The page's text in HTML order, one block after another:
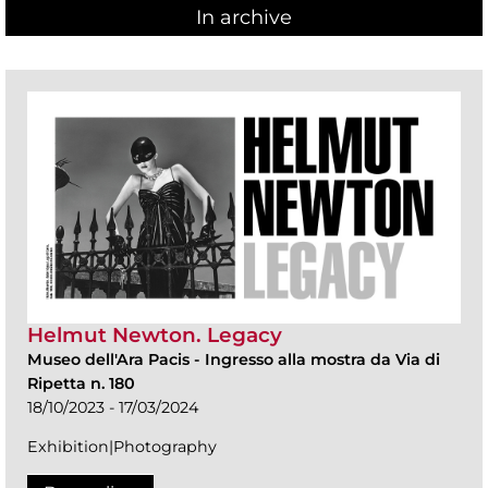
In archive
Helmut Newton. Legacy
Museo dell'Ara Pacis - Ingresso alla mostra da Via di
Ripetta n. 180
18/10/2023 - 17/03/2024
Exhibition|Photography